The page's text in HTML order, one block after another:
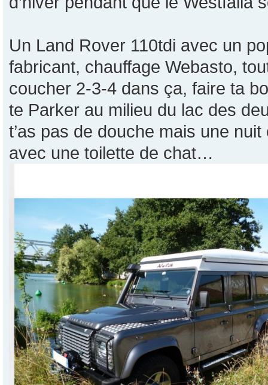
Un Land Rover 110tdi avec un
fabricant, chauffage Webasto,
coucher 2-3-4 dans ça, faire ta
te Parker au milieu du lac des
t’as pas de douche mais une
avec une toilette de chat…